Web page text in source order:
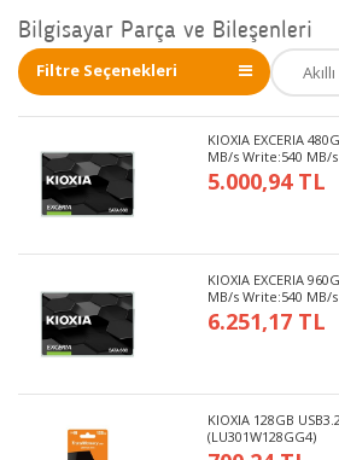
Bilgisayar Parça ve Bileşenleri
Filtre Seçenekleri
KIOXIA EXCERIA
MB/s Write:540 MB/
5.000,94 TL
KIOXIA EXCERIA
MB/s Write:540 MB/
6.251,17 TL
KIOXIA 128GB
(LU301W128GG4)